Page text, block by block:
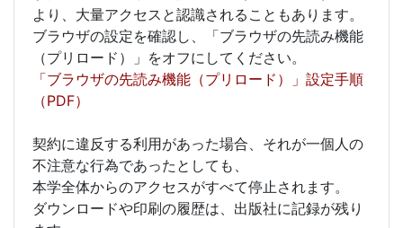
より、大量アクセスと認識されることもあります。
ブラウザの設定を確認し、「ブラウザの先読み機能
（プリロード）」をオフにしてください。
「ブラウザの先読み機能（プリロード）」設定手順
（PDF）
契約に違反する利用があった場合、それが一個人の
不注意な行為であったとしても、
本学全体からのアクセスがすべて停止されます。
ダウンロードや印刷の履歴は、出版社に記録が残り